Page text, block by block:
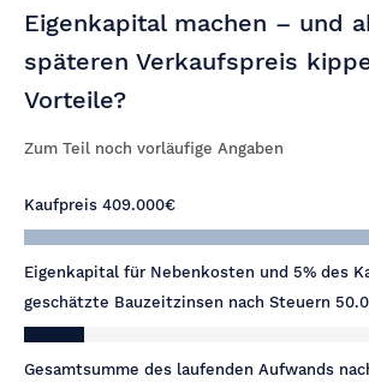
Eigenkapital machen – und
späteren Verkaufspreis
Vorteile?
Zum Teil noch vorläufige Angaben
Kaufpreis 409.000€
Eigenkapital für Nebenkosten und 5% des
geschätzte Bauzeitzinsen nach Steuern
Gesamtsumme des laufenden Aufwands